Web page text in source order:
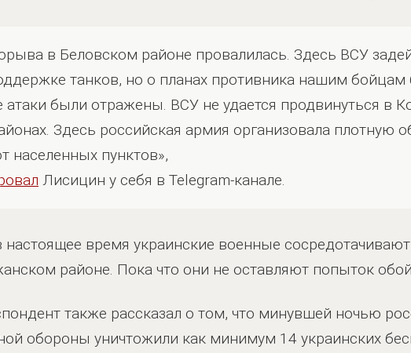
в Беловском районе провалилась. Здесь ВСУ
танков, но о планах противника нашим
атаки были отражены. ВСУ не удается продвинуться в
Здесь российская армия организовала плотную
населенных пунктов»,
Лисицин у себя в Telegram-канале.
настоящее время украинские военные
районе. Пока что они не оставляют попыток
также рассказал о том, что минувшей ночью
обороны уничтожили как минимум 14 украинских